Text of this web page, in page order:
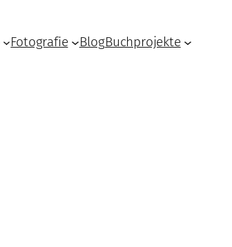
Fotografie BlogBuchprojekte